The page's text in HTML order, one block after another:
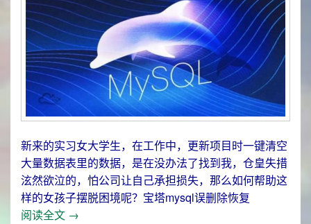
新来的实习女大学生，在工作中，更新项目时一键清空
大量数据表里的数据，是在没办法了找到我，仓皇失措
泫然欲泣的，怕公司让自己承担损失，那么如何帮助这
样的女孩子摆脱困境呢？宝塔mysql误删除恢复
阅读全文 宝塔mysql误删除恢复
→